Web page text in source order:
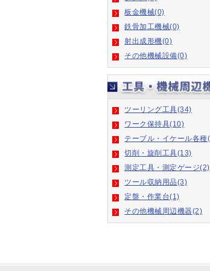
鉄骨加工機械(0)
射出成形機(0)
その他機械設備(0)
ツーリング工具(34)
ワーク保持具(10)
テーブル・イケール各種(2)
切削・旋削工具(13)
測定工具・測定ゲージ(2)